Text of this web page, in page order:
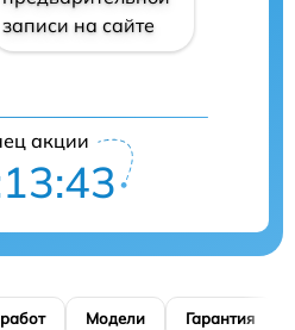
записи на сайте
акции
Модели Гарантия